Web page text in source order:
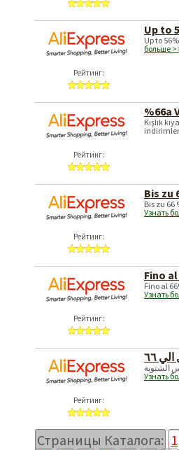
Рейтинг:
Up to
Up to
больше
Рейтинг:
%66a
Kışlık
indirimler
Рейтинг:
Bis zu
Bis zu 66
Узнать
Рейтинг:
Fino
Fino al
Узнать
Рейтинг:
Узнать
Страницы Каталога: 1